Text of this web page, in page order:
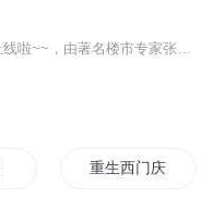
重生西门庆